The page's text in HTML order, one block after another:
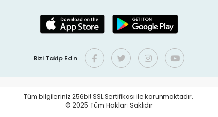
Bizi Takip Edin
Tüm bilgileriniz 256bit SSL Sertifikası ile korunmaktadır.
© 2025 Tüm Hakları Saklıdır